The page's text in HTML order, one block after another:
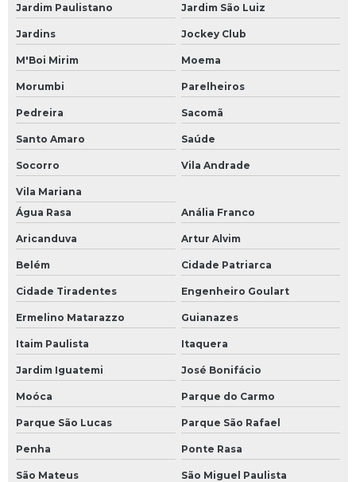
Rack industrial com gaveta
Rack industrial com painel
Recuperação de driver
Recuperação de módulos eletrônicos
Recuperação de placas eletrônicas
Recuperação nobreak
Reforma de inversores
Reparação de módulos eletrônicos
Reparação de placas eletrônicas
Reparo de controlador de temperatura
Reparo de fontes chaveadas
Reparo de ihm
Reparo de inversor de frequência
Reparo de nobreak
Jardim Paulistano Jardim São Luiz
Jardins Jockey Club
M'Boi Mirim Moema
Morumbi Parelheiros
Pedreira Sacomã
Santo Amaro Saúde
Socorro Vila Andrade
Vila Mariana
Água Rasa
Anália Franco
Aricanduva Artur Alvim
Belém Cidade Patriarca
Cidade Tiradentes Engenheiro Goulart
Ermelino Matarazzo Guianazes
Itaim Paulista Itaquera
Jardim Iguatemi José Bonifácio
Moóca Parque do Carmo
Parque São Lucas Parque São Rafael
Penha Ponte Rasa
São Mateus São Miguel Paulista